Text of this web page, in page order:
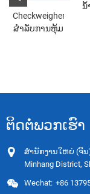
Checkweigher
ສໍາລັບການຫຸ້ມ
ນ້
ຕິດຕໍ່ພວກເຮົາ
ສໍານັກງານໃຫຍ່ (ຈີນ):
Minhang District,
Wechat: +86